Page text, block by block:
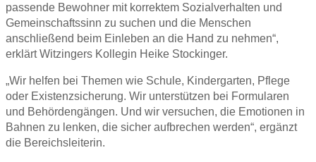
passende Bewohner mit korrektem Sozialverhalten und
Gemeinschaftssinn zu suchen und die Menschen
anschließend beim Einleben an die Hand zu nehmen“,
erklärt Witzingers Kollegin Heike Stockinger.
„Wir helfen bei Themen wie Schule, Kindergarten, Pflege
oder Existenzsicherung. Wir unterstützen bei Formularen
und Behördengängen. Und wir versuchen, die Emotionen in
Bahnen zu lenken, die sicher aufbrechen werden“, ergänzt
die Bereichsleiterin.